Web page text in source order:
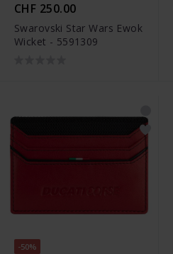
CHF 250.00
Swarovski Star Wars Ewok
Wicket - 5591309
-50%